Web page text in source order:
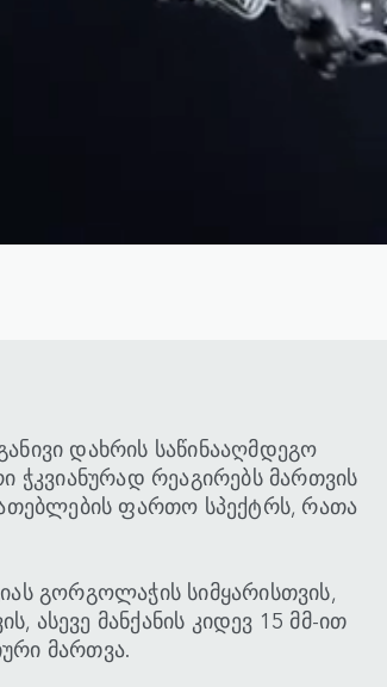
დახრის საწინააღმდეგო
ჭკვიანურად რეაგირებს მართვის
ფართო სპექტრს, რათა
გორგოლაჭის სიმყარისთვის,
ასევე მანქანის კიდევ 15 მმ-ით
მართვა.